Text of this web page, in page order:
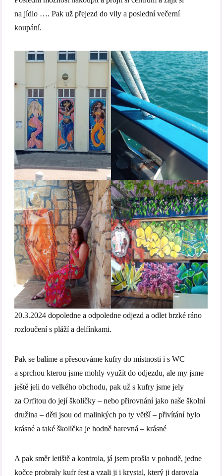
na jídlo …. Pak už přejezd do vily a poslední večerní
koupání.
20.3.2024 dopoledne a odpoledne odjezd a odlet brzké ráno
rozloučení s pláží a delfínkami.
Pak se balíme a přesouváme kufry do místnosti i s WC
a sprchou kterou jsme mohly využít do odjezdu, ale my jsme
ještě jeli do velkého obchodu, pak už s kufry jsme jely
za Orfitou do její školičky – nebo přirovnání jako naše školní
družina – děti jsou od malinkých po ty větší – přivítání bylo
krásné a také školička je hodně barevná – krásné
A pak směr letiště a kontrola, já jsem prošla v pohodě, jedne
kočce probraly kufr fest a vzali ji i krystal, který ji darovala